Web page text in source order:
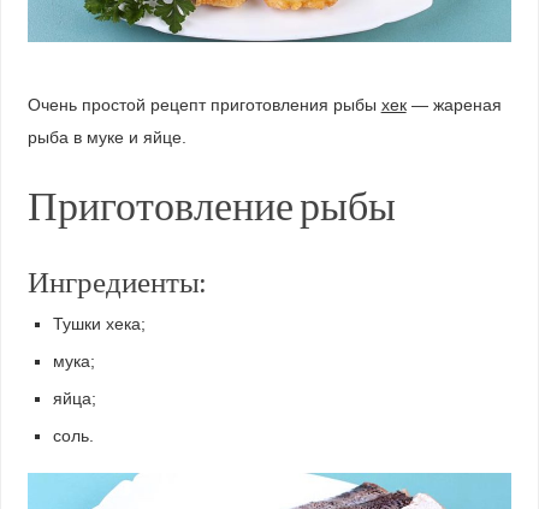
Очень простой рецепт приготовления рыбы хек— жареная
рыба в муке и яйце.
Приготовление рыбы
Ингредиенты:
Тушки хека;
мука;
яйца;
соль.